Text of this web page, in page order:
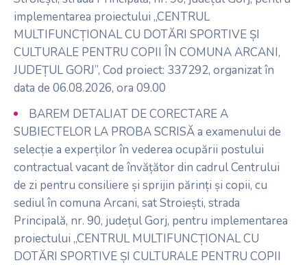
implementarea proiectului „CENTRUL
MULTIFUNCȚIONAL CU DOTĂRI SPORTIVE ȘI
CULTURALE PENTRU COPII ÎN COMUNA ARCANI,
JUDEȚUL GORJ”, Cod proiect: 337292, organizat în
data de 06.08.2026, ora 09.00
BAREM DETALIAT DE CORECTARE A
SUBIECTELOR LA PROBA SCRISĂ a examenului de
selecție a experților în vederea ocupării postului
contractual vacant de învățător din cadrul Centrului
de zi pentru consiliere și sprijin părinți și copii, cu
sediul în comuna Arcani, sat Stroiești, strada
Principală, nr. 90, județul Gorj, pentru implementarea
proiectului „CENTRUL MULTIFUNCȚIONAL CU
DOTĂRI SPORTIVE ȘI CULTURALE PENTRU COPII